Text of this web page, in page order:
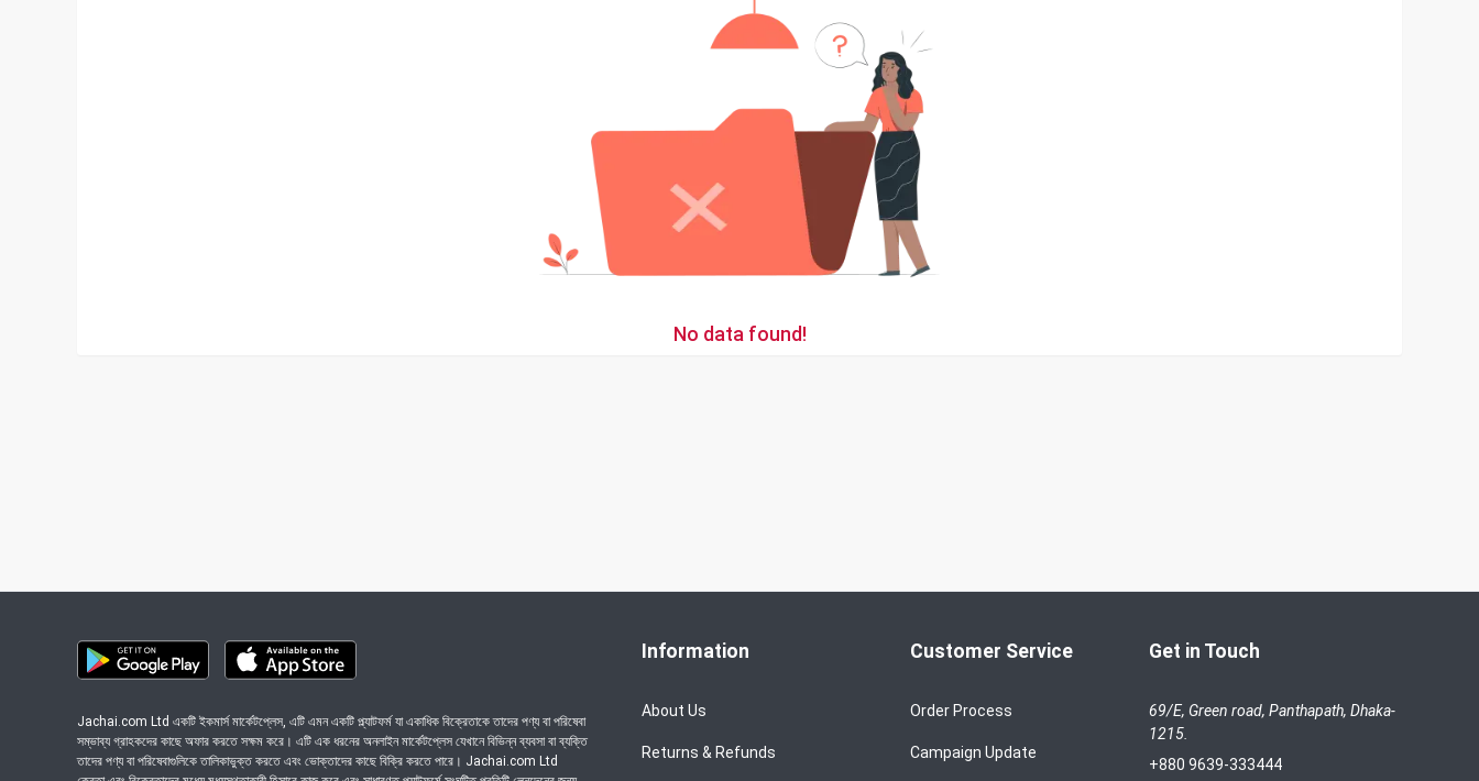
No data found!
Jachai.com Ltd একটি ইকমার্স মার্কেটপ্লেস, এটি এমন একটি প্ল্যাটফর্ম যা একাধিক বিক্রেতাকে তাদের পণ্য বা পরিষেবা
সম্ভাব্য গ্রাহকদের কাছে অফার করতে সক্ষম করে। এটি এক ধরনের অনলাইন মার্কেটপ্লেস যেখানে বিভিন্ন ব্যবসা বা ব্যক্তি
তাদের পণ্য বা পরিষেবাগুলিকে তালিকাভুক্ত করতে এবং ভোক্তাদের কাছে বিক্রি করতে পারে। Jachai.com Ltd
Information
About Us
Returns & Refunds
Customer Service
Order Process
Campaign Update
Get in Touch
69/E, Green road, Panthapath, Dhaka-
1215.
+880 9639-333444